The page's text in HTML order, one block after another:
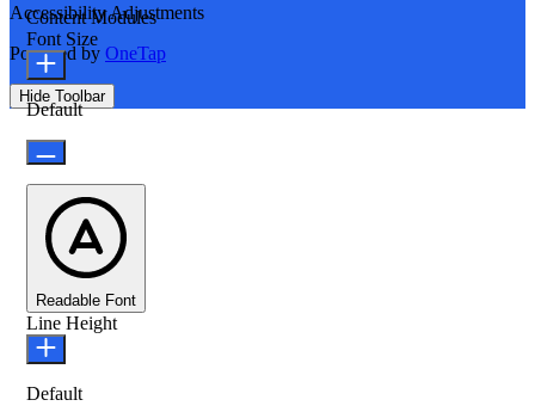
Accessibility Adjustments
Powered by OneTap
Hide Toolbar
Content Modules
Font Size
Default
Readable Font
Line Height
Default